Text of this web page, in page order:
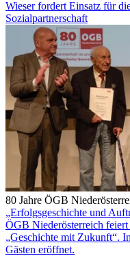
Wieser fordert Einsatz für
Sozialpartnerschaft
80 Jahre ÖGB
„Erfolgsgeschichte und
ÖGB Niederösterreich feiert
„Geschichte mit Zukunft“.
Gästen eröffnet.